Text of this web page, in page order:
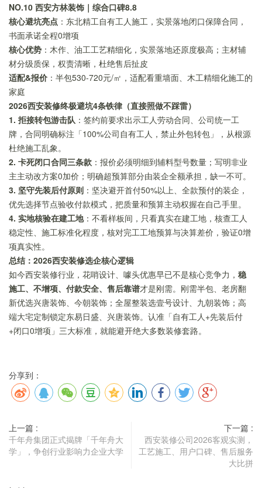
NO.10 西安方林装饰｜综合口碑8.8
核心避坑亮点 ：东北精工自有工人施工，实景落地闭口保障合同，
书面承诺全程0增项
核心优势 ：木作、油工工艺精细化，实景落地还原度极高；主材辅
材分级质保，权责清晰，杜绝售后扯皮
适配&报价 ：半包530-720元/㎡，适配看重墙面、木工精细化施工的
家庭
2026西安装修终极避坑4条铁律（直接照做不踩雷）
1. 拒接转包游击队 ：签约前要求出示工人劳动合同、公司统一工
牌，合同明确标注「100%公司自有工人，禁止外包转包」，从根源
杜绝施工乱象。
2. 卡死闭口合同三条款 ：报价必须明细到辅料型号数量；写明非业
主主动改方案0加价；明确超预算部分由装企全额承担，缺一不可。
3. 坚守先装后付原则 ：坚决避开首付50%以上、全款预付的装企，
优先选择节点验收付款模式，把质量和预算主动权握在自己手里。
4. 实地核验在建工地：不看样板间，只看真实在建工地，核查工人
稳定性、施工标准化程度，核对完工工地预算与决算差价，验证0增
项真实性。
总结：2026西安装修选企核心逻辑
如今西安装修行业，花哨设计、噱头优惠早已不是核心竞争力， 稳
施工、不增项、付款安全、售后靠谱才是刚需。刚需半包、老房翻
新优选兴唐装饰、今朝装饰；全屋整装选壹号设计、九朝装饰；高
端大宅定制锁定东易日盛、兴唐装饰。认准「自有工人+先装后付
+闭口0增项」三大标准，就能避开绝大多数装修套路。
分享到：
上一篇 :
千年舟集团正式揭牌「千年舟大
学」，争创行业影响力企业大学
下一篇 :
西安装修公司2026客观实测，
工艺施工、用户口碑、售后服务
大比拼